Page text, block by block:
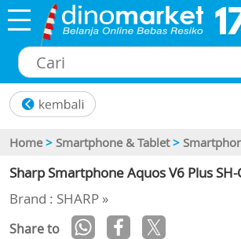
Home > Smartphone & Tablet >
Sharp Smartphone Aquos V6 Plus
Brand : SHARP »
Share to